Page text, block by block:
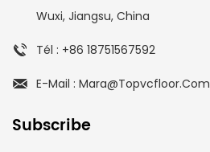
Wuxi, Jiangsu, China
Tél : +86 18751567592
E-Mail : Mara@topvcfloor.com
Subscribe